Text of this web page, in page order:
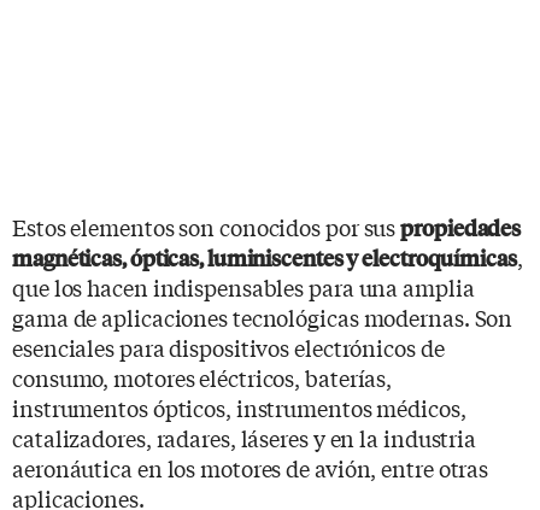
Estos elementos son conocidos por suspropiedades
magnéticas, ópticas, luminiscentes y electroquímicas,
que los hacen indispensables para una amplia
gama de aplicaciones tecnológicas modernas. Son
esenciales para dispositivos electrónicos de
consumo, motores eléctricos, baterías,
instrumentos ópticos, instrumentos médicos,
catalizadores, radares, láseres y en la industria
aeronáutica en los motores de avión, entre otras
aplicaciones.